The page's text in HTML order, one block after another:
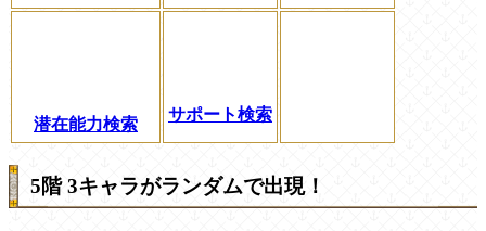
潜在能力検索
サポート検索
5階 3キャラがランダムで出現！